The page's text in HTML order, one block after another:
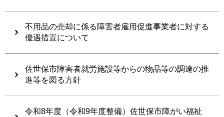
不用品の売却に係る障害者雇用促進事業者に対する
優遇措置について
佐世保市障害者就労施設等からの物品等の調達の推
進等を図る方針
令和8年度（令和9年度整備）佐世保市障がい福祉